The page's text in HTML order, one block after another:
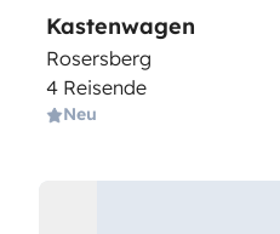
Kastenwagen
Rosersberg
4 Reisende
Neu